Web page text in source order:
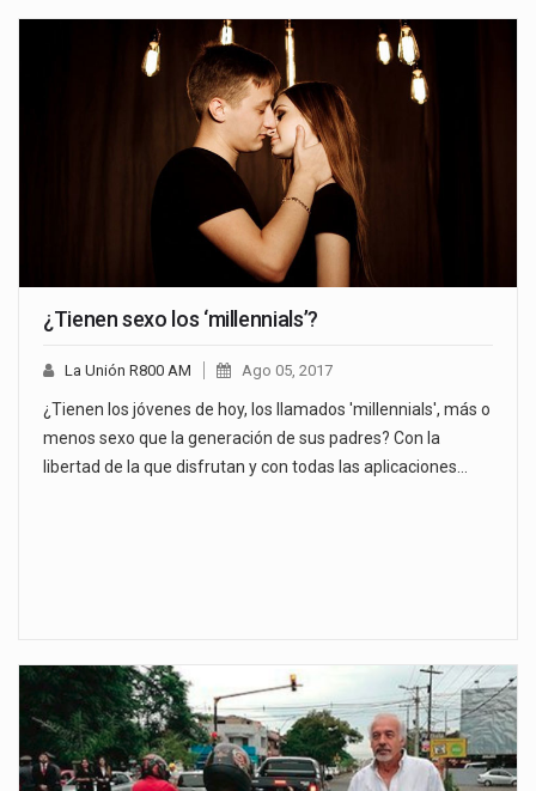
¿Tienen sexo los ‘millennials’?
La Unión R800 AM Ago 05, 2017
¿Tienen los jóvenes de hoy, los llamados 'millennials', más o
menos sexo que la generación de sus padres? Con la
libertad de la que disfrutan y con todas las aplicaciones…